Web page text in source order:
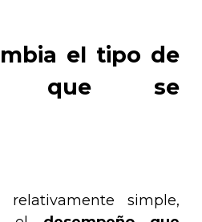
el tipo de
que se
simple,